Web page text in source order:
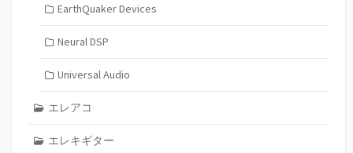
EarthQuaker Devices
Neural DSP
Universal Audio
エレアコ
エレキギター